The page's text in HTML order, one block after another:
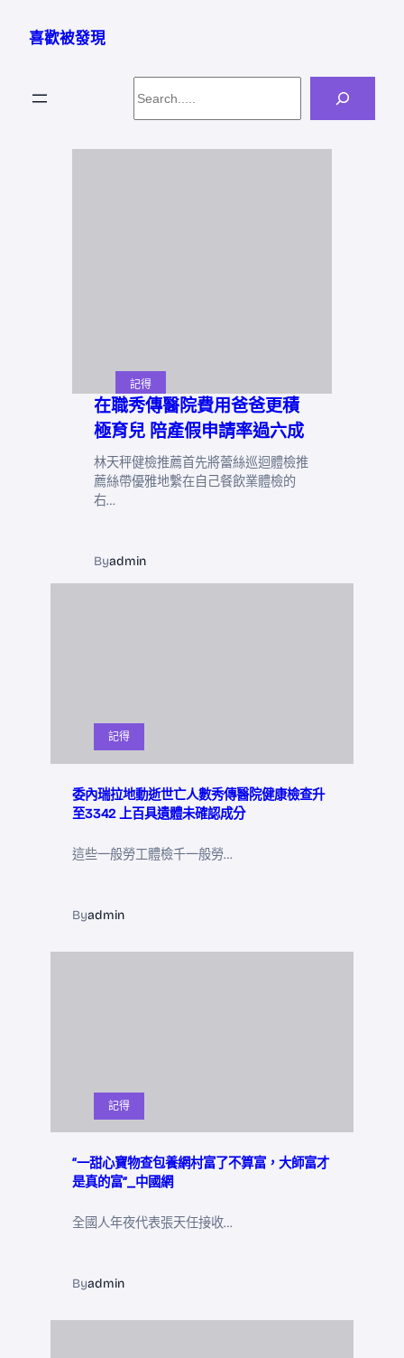
喜歡被發現
記得
在職秀傳醫院費用爸爸更積
極育兒 陪產假申請率過六成
林天秤健檢推薦首先將蕾絲巡迴體檢推
薦絲帶優雅地繫在自己餐飲業體檢的
右…
Byadmin
記得
委內瑞拉地動逝世亡人數秀傳醫院健康檢查升
至3342 上百具遺體未確認成分
這些一般勞工體檢千一般勞…
Byadmin
記得
“一甜心寶物查包養網村富了不算富，大師富才
是真的富”_中國網
全國人年夜代表張天任接收…
Byadmin